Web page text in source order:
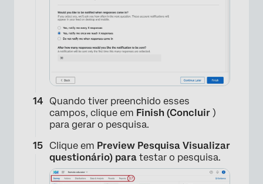
×
Quando tiver preenchido esses
campos, clique em Finish (Concluir )
para gerar o pesquisa.
Clique em Preview Pesquisa Visualizar
questionário) para testar o pesquisa.